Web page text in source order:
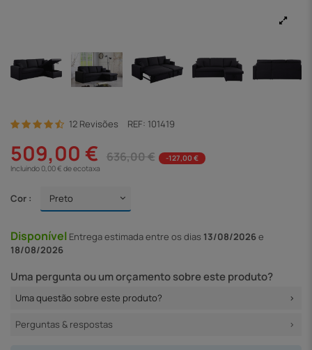
12 Revisões REF: 101419
509,00 € 636,00 €
-127,00 €
Incluindo 0,00 € de ecotaxa
Cor :
Disponível Entregaestimada entre os dias 13/08/2026e
18/08/2026
Uma pergunta ou um orçamento sobre este produto?
Uma questão sobre este produto?
Perguntas & respostas